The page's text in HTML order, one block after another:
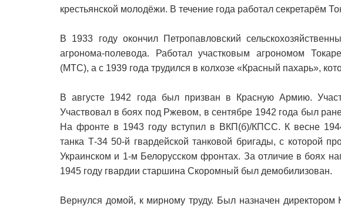
крестьянской молодёжи. В течение года работал секретарём
В 1933 году окончил Петропавловский
агронома-полевода. Работал участковым агрономом
(МТС), а с 1939 года трудился в колхозе «Красный пахарь»,
В августе 1942 года был призван в Красную Армию.
Участвовал в боях под Ржевом, в сентябре 1942 года был
На фронте в 1943 году вступил в ВКП(б)/КПСС. К весне
танка Т-34 50-й гвардейской танковой бригады, с которой
Украинском и 1-м Белорусском фронтах. За отличие в боях
1945 году гвардии старшина Скоромный был демобилизован.
Вернулся домой, к мирному труду. Был назначен